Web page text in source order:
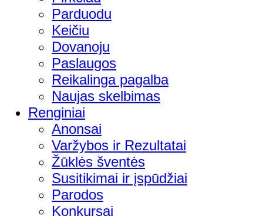
Parduodu
Keičiu
Dovanoju
Paslaugos
Reikalinga pagalba
Naujas skelbimas
Renginiai
Anonsai
Varžybos ir Rezultatai
Žūklės šventės
Susitikimai ir įspūdžiai
Parodos
Konkursai